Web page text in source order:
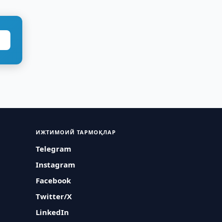
ИЖТИМОИЙ ТАРМОҚЛАР
Telegram
Instagram
Facebook
Twitter/X
LinkedIn